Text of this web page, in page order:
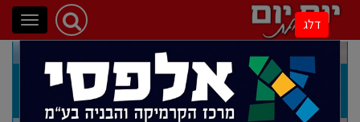
דלג
פתיחת
ניווט